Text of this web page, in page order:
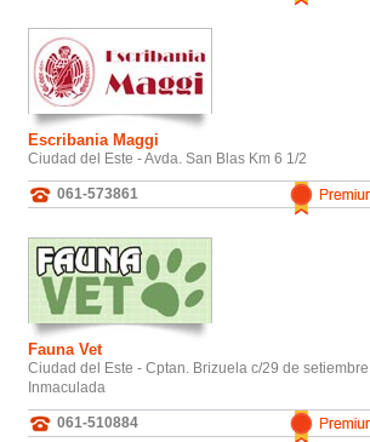
Escribania Maggi
Ciudad del Este - Avda. San Blas Km 6 1/2
061-573861
Fauna Vet
Ciudad del Este - Cptan. Brizuela c/29 de
Inmaculada
061-510884